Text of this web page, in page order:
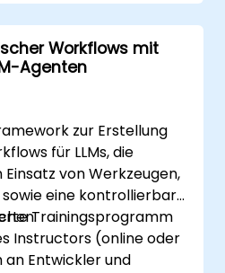
Workflows mit
Agenten
zur Erstellung
für LLMs, die
von Werkzeugen,
eine kontrollierbare
Trainingsprogramm
Instructors (online oder
Entwickler und